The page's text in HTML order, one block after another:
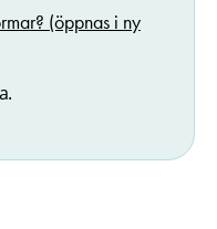
(öppnas i ny